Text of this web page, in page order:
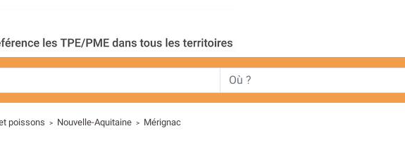
poissons > Nouvelle-Aquitaine > Mérignac